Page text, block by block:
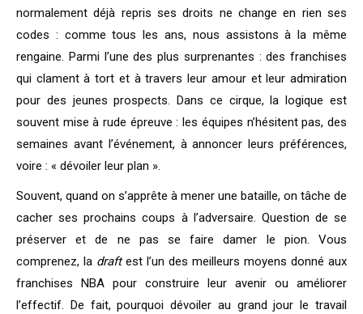
normalement déjà repris ses droits ne change en rien ses
codes : comme tous les ans, nous assistons à la même
rengaine. Parmi l’une des plus surprenantes : des franchises
qui clament à tort et à travers leur amour et leur admiration
pour des jeunes prospects. Dans ce cirque, la logique est
souvent mise à rude épreuve : les équipes n’hésitent pas, des
semaines avant l’événement, à annoncer leurs préférences,
voire : « dévoiler leur plan ».
Souvent, quand on s’apprête à mener une bataille, on tâche de
cacher ses prochains coups à l’adversaire. Question de se
préserver et de ne pas se faire damer le pion. Vous
comprenez, la draftest l’un des meilleurs moyens donné aux
franchises NBA pour construire leur avenir ou améliorer
l’effectif. De fait, pourquoi dévoiler au grand jour le travail